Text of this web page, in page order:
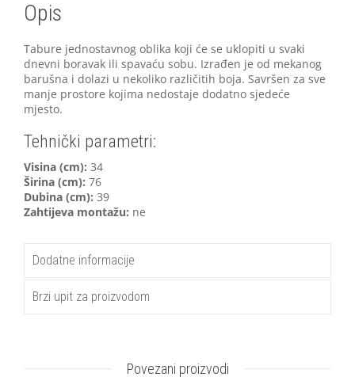
Opis
Tabure jednostavnog oblika koji će se uklopiti u svaki
dnevni boravak ili spavaću sobu. Izrađen je od mekanog
barušna i dolazi u nekoliko različitih boja. Savršen za sve
manje prostore kojima nedostaje dodatno sjedeće
mjesto.
Tehnički parametri:
Visina (cm): 34
Širina (cm): 76
Dubina (cm): 39
Zahtijeva montažu: ne
Dodatne informacije
Brzi upit za proizvodom
Povezani proizvodi